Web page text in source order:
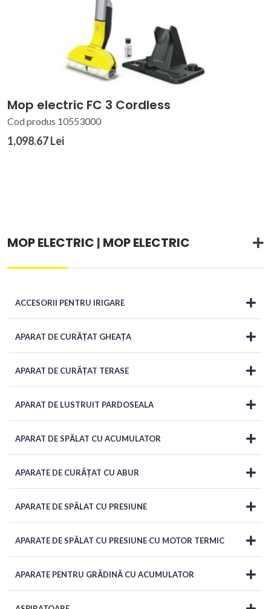
Mop electric FC 3 Cordless
Cod produs 10553000
1,098.67 Lei
MOP ELECTRIC | MOP ELECTRIC
ACCESORII PENTRU IRIGARE
APARAT DE CURĂȚAT GHEAȚA
APARAT DE CURĂȚAT TERASE
APARAT DE LUSTRUIT PARDOSEALA
APARAT DE SPĂLAT CU ACUMULATOR
APARATE DE CURĂȚAT CU ABUR
APARATE DE SPĂLAT CU PRESIUNE
APARATE DE SPĂLAT CU PRESIUNE CU MOTOR TERMIC
APARATE PENTRU GRĂDINĂ CU ACUMULATOR